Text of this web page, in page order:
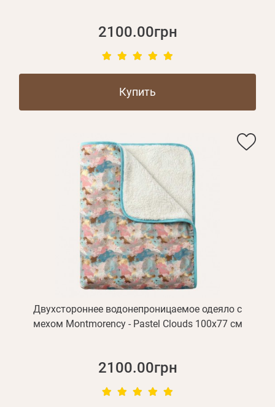
2100.00грн
Купить
Двухстороннее водонепроницаемое одеяло с
мехом Montmorency - Pastel Clouds 100х77 см
2100.00грн